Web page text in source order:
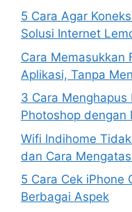
5 Cara Agar
Solusi Internet
Cara Memasukkan
Aplikasi, Tanpa
3 Cara Menghapus
Photoshop dengan
Wifi Indihome
dan Cara
5 Cara Cek iPhone
Berbagai Aspek